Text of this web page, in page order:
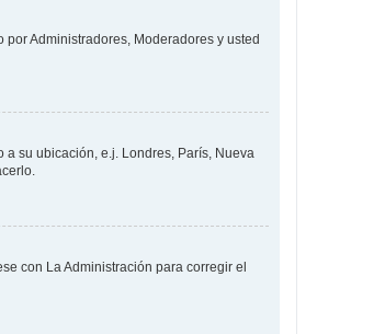
Administradores, Moderadores y usted
su ubicación, e.j. Londres, París, Nueva
con La Administración para corregir el